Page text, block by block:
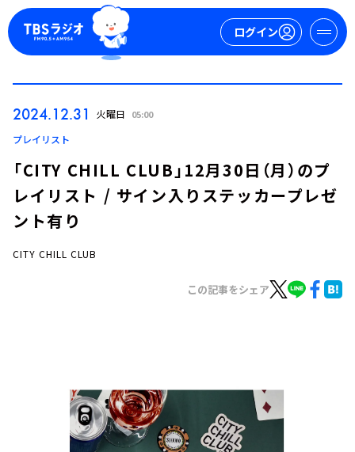
ログイン
YouTube
会社情報
2024.12.31 火曜日 05:00
プレイリスト
「CITY CHILL CLUB」12月30日（月）のプ
レイリスト / サイン入りステッカープレゼ
ント有り
CITY CHILL CLUB
この記事をシェア